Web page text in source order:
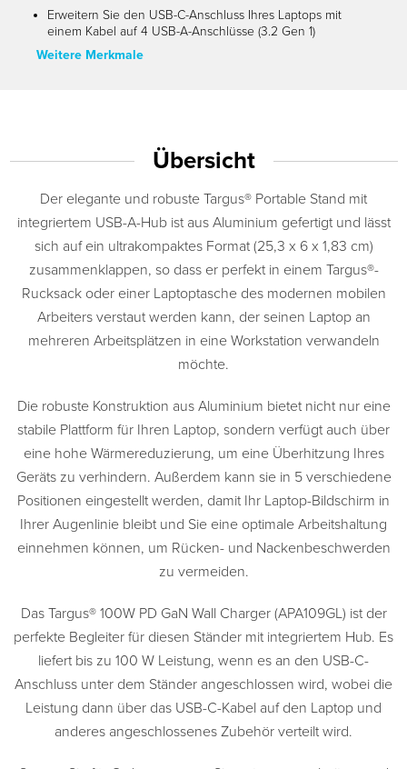
Erweitern Sie den USB-C-Anschluss Ihres Laptops mit
einem Kabel auf 4 USB-A-Anschlüsse (3.2 Gen 1)
Weitere Merkmale
Übersicht
Der elegante und robuste Targus® Portable Stand mit
integriertem USB-A-Hub ist aus Aluminium gefertigt und lässt
sich auf ein ultrakompaktes Format (25,3 x 6 x 1,83 cm)
zusammenklappen, so dass er perfekt in einem Targus®-
Rucksack oder einer Laptoptasche des modernen mobilen
Arbeiters verstaut werden kann, der seinen Laptop an
mehreren Arbeitsplätzen in eine Workstation verwandeln
möchte.
Die robuste Konstruktion aus Aluminium bietet nicht nur eine
stabile Plattform für Ihren Laptop, sondern verfügt auch über
eine hohe Wärmereduzierung, um eine Überhitzung Ihres
Geräts zu verhindern. Außerdem kann sie in 5 verschiedene
Positionen eingestellt werden, damit Ihr Laptop-Bildschirm in
Ihrer Augenlinie bleibt und Sie eine optimale Arbeitshaltung
einnehmen können, um Rücken- und Nackenbeschwerden
zu vermeiden.
Das Targus® 100W PD GaN Wall Charger (APA109GL) ist der
perfekte Begleiter für diesen Ständer mit integriertem Hub. Es
liefert bis zu 100 W Leistung, wenn es an den USB-C-
Anschluss unter dem Ständer angeschlossen wird, wobei die
Leistung dann über das USB-C-Kabel auf den Laptop und
anderes angeschlossenes Zubehör verteilt wird.